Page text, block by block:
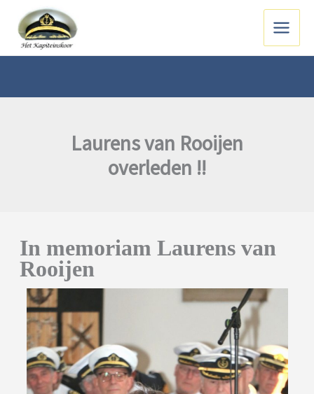
naar
inhoud
Main
Laurens van Rooijen
overleden !!
In memoriam Laurens van
Rooijen